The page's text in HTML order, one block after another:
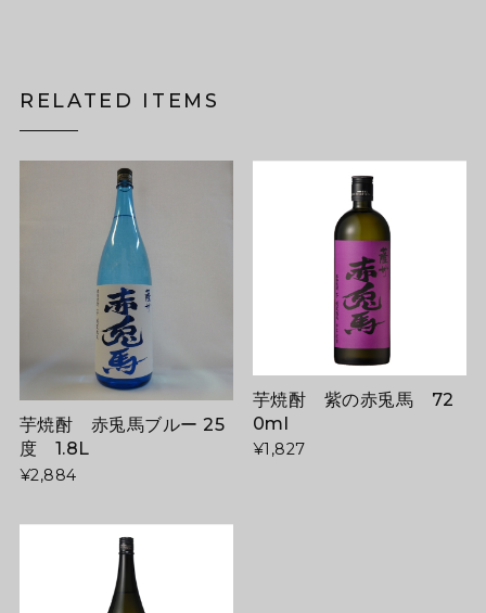
RELATED ITEMS
芋焼酎 赤兎馬ブルー 25
度 1.8L
¥2,884
芋焼酎 紫の赤兎馬 72
0ml
¥1,827